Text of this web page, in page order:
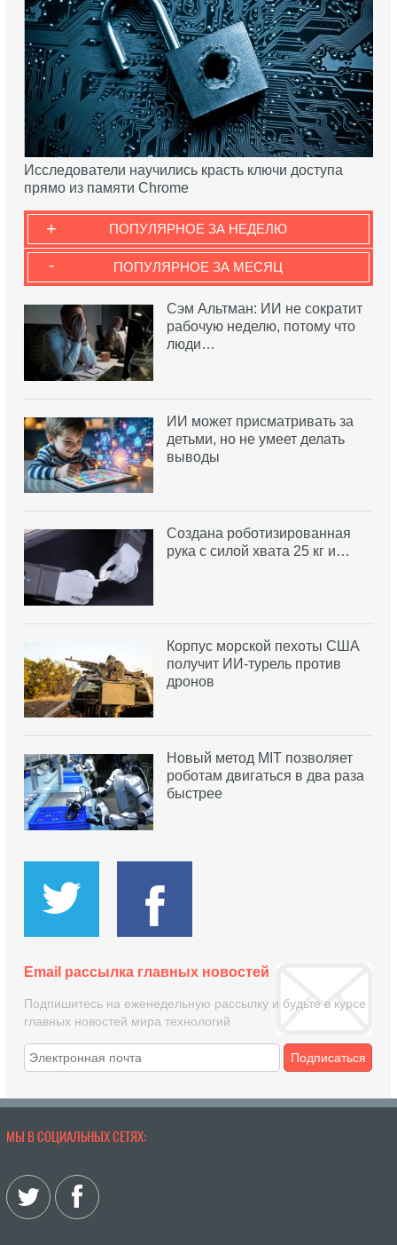
Исследователи научились красть ключи доступа
прямо из памяти Chrome
ПОПУЛЯРНОЕ ЗА НЕДЕЛЮ
+
ПОПУЛЯРНОЕ ЗА МЕСЯЦ
-
Сэм Альтман: ИИ не сократит
рабочую неделю, потому что
люди…
ИИ может присматривать за
детьми, но не умеет делать
выводы
Создана роботизированная
рука с силой хвата 25 кг и…
Корпус морской пехоты США
получит ИИ-турель против
дронов
Новый метод MIT позволяет
роботам двигаться в два раза
быстрее
Email рассылка главных новостей
Подпишитесь на еженедельную рассылку и будьте в курсе
главных новостей мира технологий
Подписаться
МЫ В СОЦИАЛЬНЫХ СЕТЯХ: